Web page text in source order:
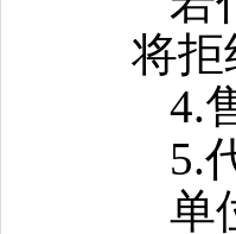
将拒
4.
5.
单